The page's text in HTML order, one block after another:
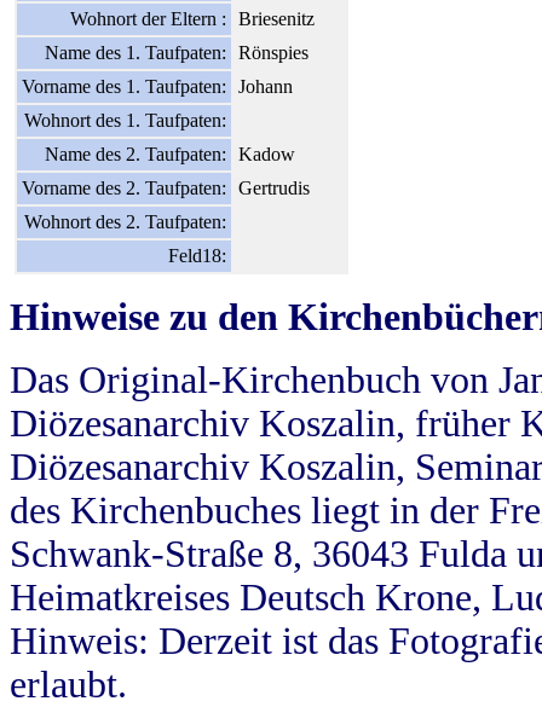
Wohnort der Eltern :
Briesenitz
Name des 1. Taufpaten:
Rönspies
Vorname des 1. Taufpaten:
Johann
Wohnort des 1. Taufpaten:
Name des 2. Taufpaten:
Kadow
Vorname des 2. Taufpaten:
Gertrudis
Wohnort des 2. Taufpaten:
Feld18:
Hinweise zu den
Das Original-Kirchenbuch von
Diözesanarchiv Koszalin, früher
Diözesanarchiv Koszalin,
des Kirchenbuches liegt in der
Schwank-Straße 8, 36043 Fulda
Heimatkreises Deutsch Krone,
Hinweis: Derzeit ist das
erlaubt.